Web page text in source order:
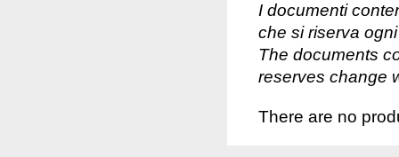
I documenti
che si riserva
The documents
reserves change
There are no